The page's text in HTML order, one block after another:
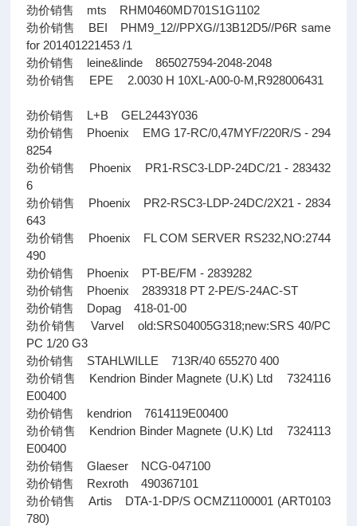
劲价销售 mts RHM0460MD701S1G1102
劲价销售 BEI PHM9_12//PPXG//13B12D5//P6R same
for 201401221453 /1
劲价销售 leine&linde 865027594-2048-2048
劲价销售 EPE 2.0030 H 10XL-A00-0-M,R928006431
劲价销售 L+B GEL2443Y036
劲价销售 Phoenix EMG 17-RC/0,47MYF/220R/S - 294
8254
劲价销售 Phoenix PR1-RSC3-LDP-24DC/21 - 283432
6
劲价销售 Phoenix PR2-RSC3-LDP-24DC/2X21 - 2834
643
劲价销售 Phoenix FL COM SERVER RS232,NO:2744
490
劲价销售 Phoenix PT-BE/FM - 2839282
劲价销售 Phoenix 2839318 PT 2-PE/S-24AC-ST
劲价销售 Dopag 418-01-00
劲价销售 Varvel old:SRS04005G318;new:SRS 40/PC
PC 1/20 G3
劲价销售 STAHLWILLE 713R/40 655270 400
劲价销售 Kendrion Binder Magnete (U.K) Ltd 7324116
E00400
劲价销售 kendrion 7614119E00400
劲价销售 Kendrion Binder Magnete (U.K) Ltd 7324113
E00400
劲价销售 Glaeser NCG-047100
劲价销售 Rexroth 490367101
劲价销售 Artis DTA-1-DP/S OCMZ1100001 (ART0103
780)